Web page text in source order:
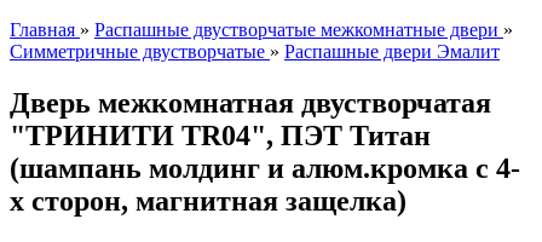
Главная » Распашные двустворчатые межкомнатные двери »
Симметричные двустворчатые » Распашные двери Эмалит
Дверь межкомнатная двустворчатая
"ТРИНИТИ TR04", ПЭТ Титан
(шампань молдинг и алюм.кромка с 4-
х сторон, магнитная защелка)